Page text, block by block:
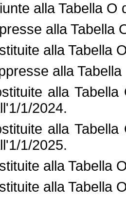
alla Tabella
alla Tabella
alla Tabella
alla
alla
1/2024.
alla
1/2025.
alla Tabella
alla Tabella